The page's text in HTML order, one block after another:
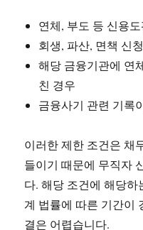
연체, 부도 등 신용
회생, 파산, 면책 신
해당 금융기관에 연
친 경우
금융사기 관련 기록
이러한 제한 조건은 채
들이기 때문에 무직자
다. 해당 조건에 해당
계 법률에 따른 기간이
결은 어렵습니다.